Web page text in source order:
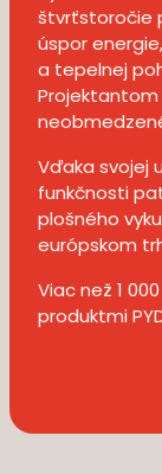
štvrťstoročie
úspor
a tepelnej
Vďaka svojej
funkčnosti
plošného
európskom
Viac než 1
produktmi